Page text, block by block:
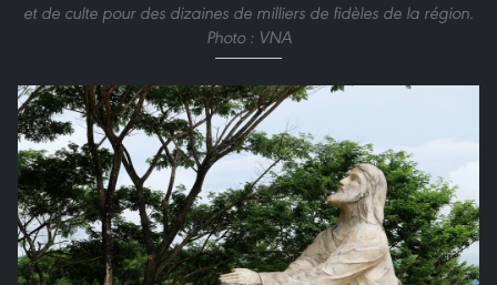
et de culte pour des dizaines de milliers de fidèles de la région.
Photo : VNA